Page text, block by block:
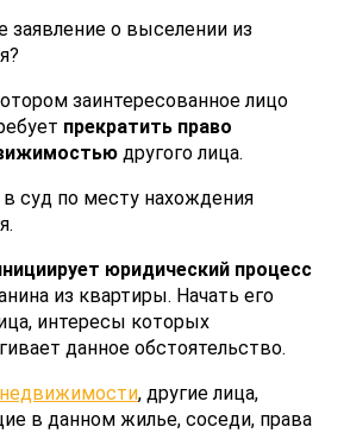
заявление о выселении из
заинтересованное лицо
прекратить право
другого лица.
в суд по месту нахождения
юридический процесс
из квартиры. Начать его
интересы которых
данное обстоятельство.
, другие лица,
в данном жилье, соседи, права